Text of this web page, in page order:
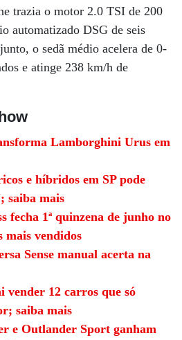
trazia o motor 2.0 TSI de 200
automatizado DSG de seis
o sedã médio acelera de 0-
e atinge 238 km/h de
Lamborghini Urus em
e híbridos em SP pode
saiba mais
fecha 1ª quinzena de junho no
mais vendidos
Sense manual acerta na
vender 12 carros que só
saiba mais
e Outlander Sport ganham